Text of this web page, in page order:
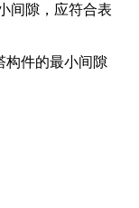
间隙，应符合表
构件的最小间隙